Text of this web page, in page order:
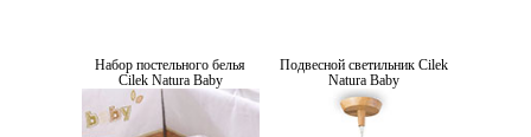
Набор постельного белья
Cilek Natura Baby
Подвесной светильник Cilek
Natura Baby